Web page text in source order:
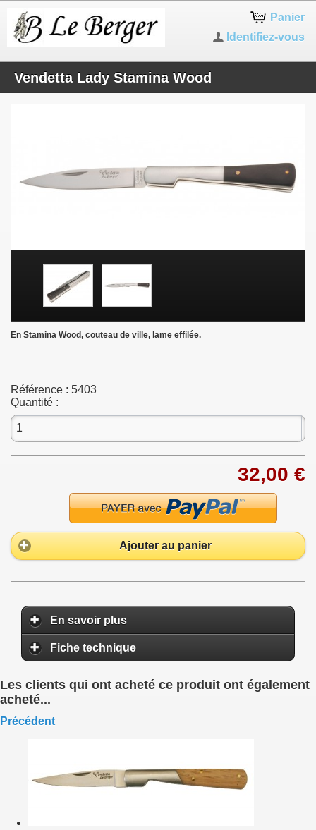
Panier
Identifiez-vous
Vendetta Lady Stamina Wood
En Stamina Wood, couteau de ville, lame effilée.
Référence : 5403
Quantité :
32,00 €
Ajouter au panier
En savoir plus
Fiche technique
Les clients qui ont acheté ce produit ont également
acheté...
Précédent